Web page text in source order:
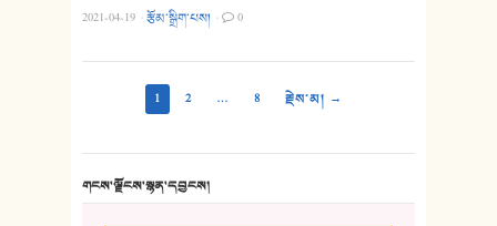
2021-04-19 ·རྩོམ་སྒྲིག་པས། · 0
1 2 … 8 རྗེས་མ། →
གངས་ལྗོངས་སྙན་དབྱངས།